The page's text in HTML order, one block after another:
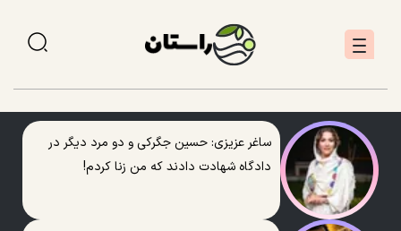
ساغر عزیزی: حسین جگرکی و دو مرد دیگر در
دادگاه شهادت دادند که من زنا کردم!